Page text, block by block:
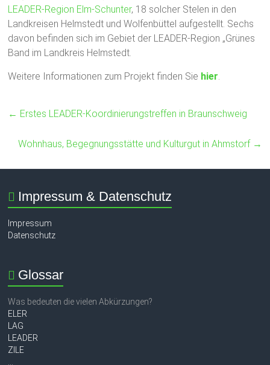
LEADER-Region Elm-Schunter, 18 solcher Stelen in den
Landkreisen Helmstedt und Wolfenbüttel aufgestellt. Sechs
davon befinden sich im Gebiet der LEADER-Region „Grünes
Band im Landkreis Helmstedt.
Weitere Informationen zum Projekt finden Sie hier.
← Erstes LEADER-Koordinierungstreffen in Braunschweig
Wohnhaus, Begegnungsstätte und Kulturgut in Ahmstorf →
Impressum & Datenschutz
Impressum
Datenschutz
Glossar
Was bedeuten die vielen Abkürzungen?
ELER
LAG
LEADER
ZILE